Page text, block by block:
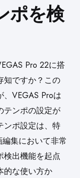
ポを検
Pro 22に搭
知ですか？この
VEGAS Proは
テンポの設定が
ンポ設定は、特
集において非常
検出機能を起点
的な使い方か